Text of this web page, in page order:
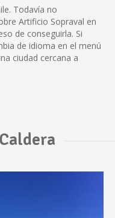
Todavía no
Artificio Sopraval en
de conseguirla. Si
de idioma en el menú
ciudad cercana a